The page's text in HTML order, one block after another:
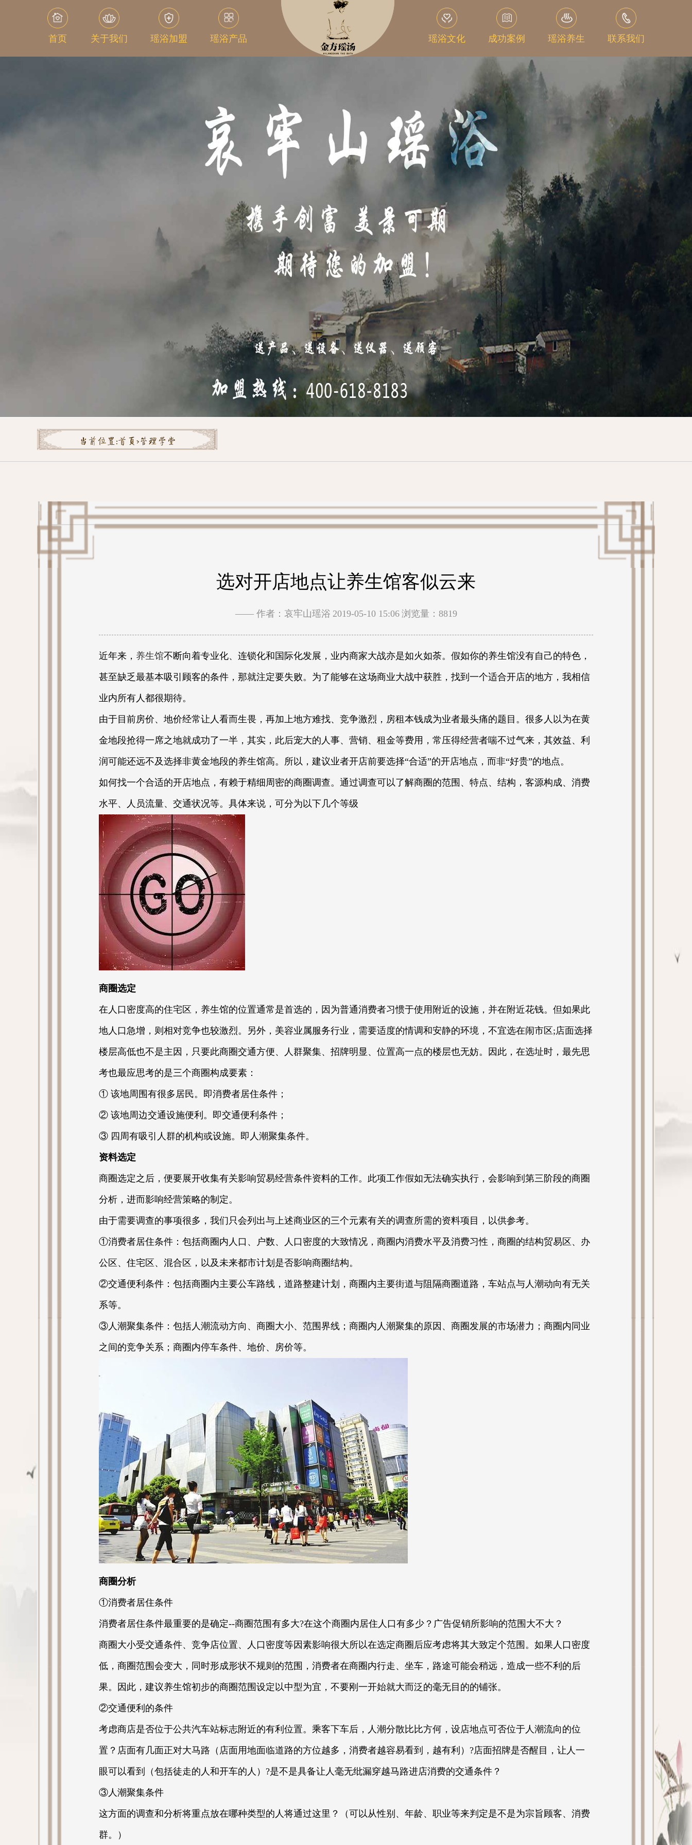
首页 关于我们 瑶浴加盟 瑶浴产品 瑶浴文化 成功案例 瑶浴养生 联系我们
当前位置:首页>管理学堂
选对开店地点让养生馆客似云来
—— 作者：哀牢山瑶浴 2019-05-10 15:06 浏览量：8819
近年来， 养生馆不断向着专业化、连锁化和国际化发展，业内商家大战亦是如火如荼。假如你的养生馆没有自己的特色，
甚至缺乏最基本吸引顾客的条件，那就注定要失败。为了能够在这场商业大战中获胜，找到一个适合开店的地方，我相信
业内所有人都很期待。
由于目前房价、地价经常让人看而生畏，再加上地方难找、竞争激烈，房租本钱成为业者最头痛的题目。很多人以为在黄
金地段抢得一席之地就成功了一半，其实，此后宠大的人事、营销、租金等费用，常压得经营者喘不过气来，其效益、利
润可能还远不及选择非黄金地段的养生馆高。所以，建议业者开店前要选择“合适”的开店地点，而非“好贵”的地点。
如何找一个合适的开店地点，有赖于精细周密的商圈调查。通过调查可以了解商圈的范围、特点、结构，客源构成、消费
水平、人员流量、交通状况等。具体来说，可分为以下几个等级
商圈选定
在人口密度高的住宅区，养生馆的位置通常是首选的，因为普通消费者习惯于使用附近的设施，并在附近花钱。但如果此
地人口急增，则相对竞争也较激烈。另外，美容业属服务行业，需要适度的情调和安静的环境，不宜选在闹市区;店面选择
楼层高低也不是主因，只要此商圈交通方便、人群聚集、招牌明显、位置高一点的楼层也无妨。因此，在选址时，最先思
考也最应思考的是三个商圈构成要素：
① 该地周围有很多居民。即消费者居住条件；
② 该地周边交通设施便利。即交通便利条件；
③ 四周有吸引人群的机构或设施。即人潮聚集条件。
资料选定
商圈选定之后，便要展开收集有关影响贸易经营条件资料的工作。此项工作假如无法确实执行，会影响到第三阶段的商圈
分析，进而影响经营策略的制定。
由于需要调查的事项很多，我们只会列出与上述商业区的三个元素有关的调查所需的资料项目，以供参考。
①消费者居住条件：包括商圈内人口、户数、人口密度的大致情况，商圈内消费水平及消费习性，商圈的结构贸易区、办
公区、住宅区、混合区，以及未来都市计划是否影响商圈结构。
②交通便利条件：包括商圈内主要公车路线，道路整建计划，商圈内主要街道与阻隔商圈道路，车站点与人潮动向有无关
系等。
③人潮聚集条件：包括人潮流动方向、商圈大小、范围界线；商圈内人潮聚集的原因、商圈发展的市场潜力；商圈内同业
之间的竞争关系；商圈内停车条件、地价、房价等。
商圈分析
①消费者居住条件
消费者居住条件最重要的是确定--商圈范围有多大?在这个商圈内居住人口有多少？广告促销所影响的范围大不大？
商圈大小受交通条件、竞争店位置、人口密度等因素影响很大所以在选定商圈后应考虑将其大致定个范围。如果人口密度
低，商圈范围会变大，同时形成形状不规则的范围，消费者在商圈内行走、坐车，路途可能会稍远，造成一些不利的后
果。因此，建议养生馆初步的商圈范围设定以中型为宜，不要刚一开始就大而泛的毫无目的的铺张。
②交通便利的条件
考虑商店是否位于公共汽车站标志附近的有利位置。乘客下车后，人潮分散比比方何，设店地点可否位于人潮流向的位
置？店面有几面正对大马路（店面用地面临道路的方位越多，消费者越容易看到，越有利）?店面招牌是否醒目，让人一
眼可以看到（包括徒走的人和开车的人）?是不是具备让人毫无纰漏穿越马路进店消费的交通条件？
③人潮聚集条件
这方面的调查和分析将重点放在哪种类型的人将通过这里？（可以从性别、年龄、职业等来判定是不是为宗旨顾客、消费
群。）